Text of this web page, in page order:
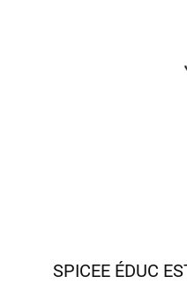
à la lutte contre
SPICEE ÉDUC